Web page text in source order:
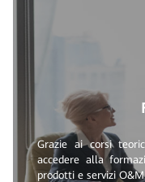
Grazie ai corsi
accedere alla
prodotti e servizi